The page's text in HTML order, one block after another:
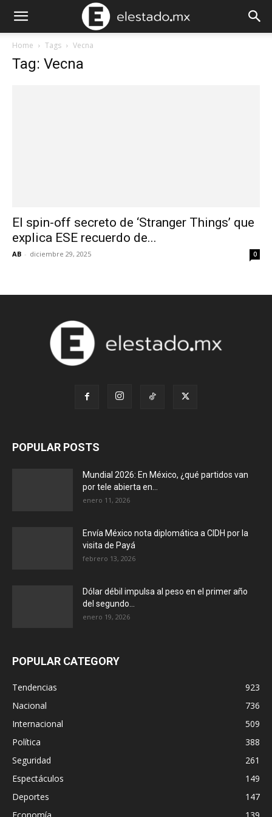
Home Tags Vecna
Tag: Vecna
El spin-off secreto de ‘Stranger Things’ que
explica ESE recuerdo de...
AB - diciembre 29, 2025 0
POPULAR POSTS
Mundial 2026: En México, ¿qué partidos van
por tele abierta en...
enero 11, 2026
Envía México nota diplomática a CIDH por la
visita de Payá
febrero 13, 2026
Dólar débil impulsa al peso en el primer año
del segundo...
enero 19, 2026
POPULAR CATEGORY
Tendencias
923
Nacional
736
Internacional
509
Política
388
Seguridad
261
Espectáculos
149
Deportes
147